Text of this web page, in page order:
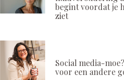
begint voordat je
ziet
Social media-
voor een andere